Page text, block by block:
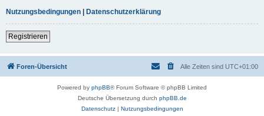
Nutzungsbedingungen | Datenschutzerklärung
Registrieren
Foren-Übersicht Alle Zeiten sind UTC+01:00
Powered by phpBB® Forum Software © phpBB Limited
Deutsche Übersetzung durch phpBB.de
Datenschutz| Nutzungsbedingungen